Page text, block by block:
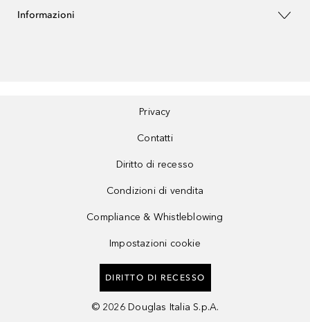
Informazioni
Privacy
Contatti
Diritto di recesso
Condizioni di vendita
Compliance & Whistleblowing
Impostazioni cookie
DIRITTO DI RECESSO
© 2026 Douglas Italia S.p.A.